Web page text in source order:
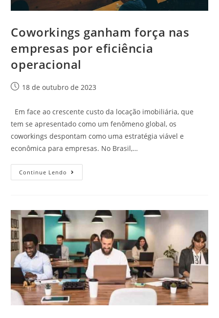
Coworkings ganham força nas
empresas por eficiência
operacional
18 de outubro de 2023
Em face ao crescente custo da locação imobiliária, que
tem se apresentado como um fenômeno global, os
coworkings despontam como uma estratégia viável e
econômica para empresas. No Brasil,…
Continue Lendo